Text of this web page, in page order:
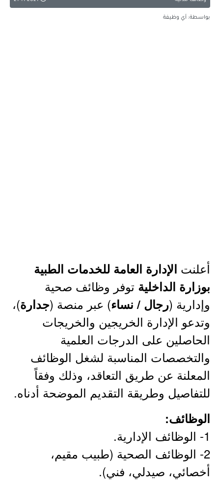
بواسطة: أي وظيفة
أعلنت الإدارة العامة للخدمات الطبية
بوزارة الداخلية توفر وظائف صحية
وإدارية (رجال / نساء) عبر منصة (جدارة)،
وتدعو الإدارة الخريجين والخريجات
الحاصلين على الدرجات العلمية
والتخصصات المناسبة لشغل الوظائف
المعلنة عن طريق التعاقد، وذلك وفقاً
للتفاصيل وطريقة التقديم الموضحة أدناه.
الوظائف:
1- الوظائف الإدارية.
2- الوظائف الصحية (طبيب مقيم،
أخصائي، صيدلي، فني).